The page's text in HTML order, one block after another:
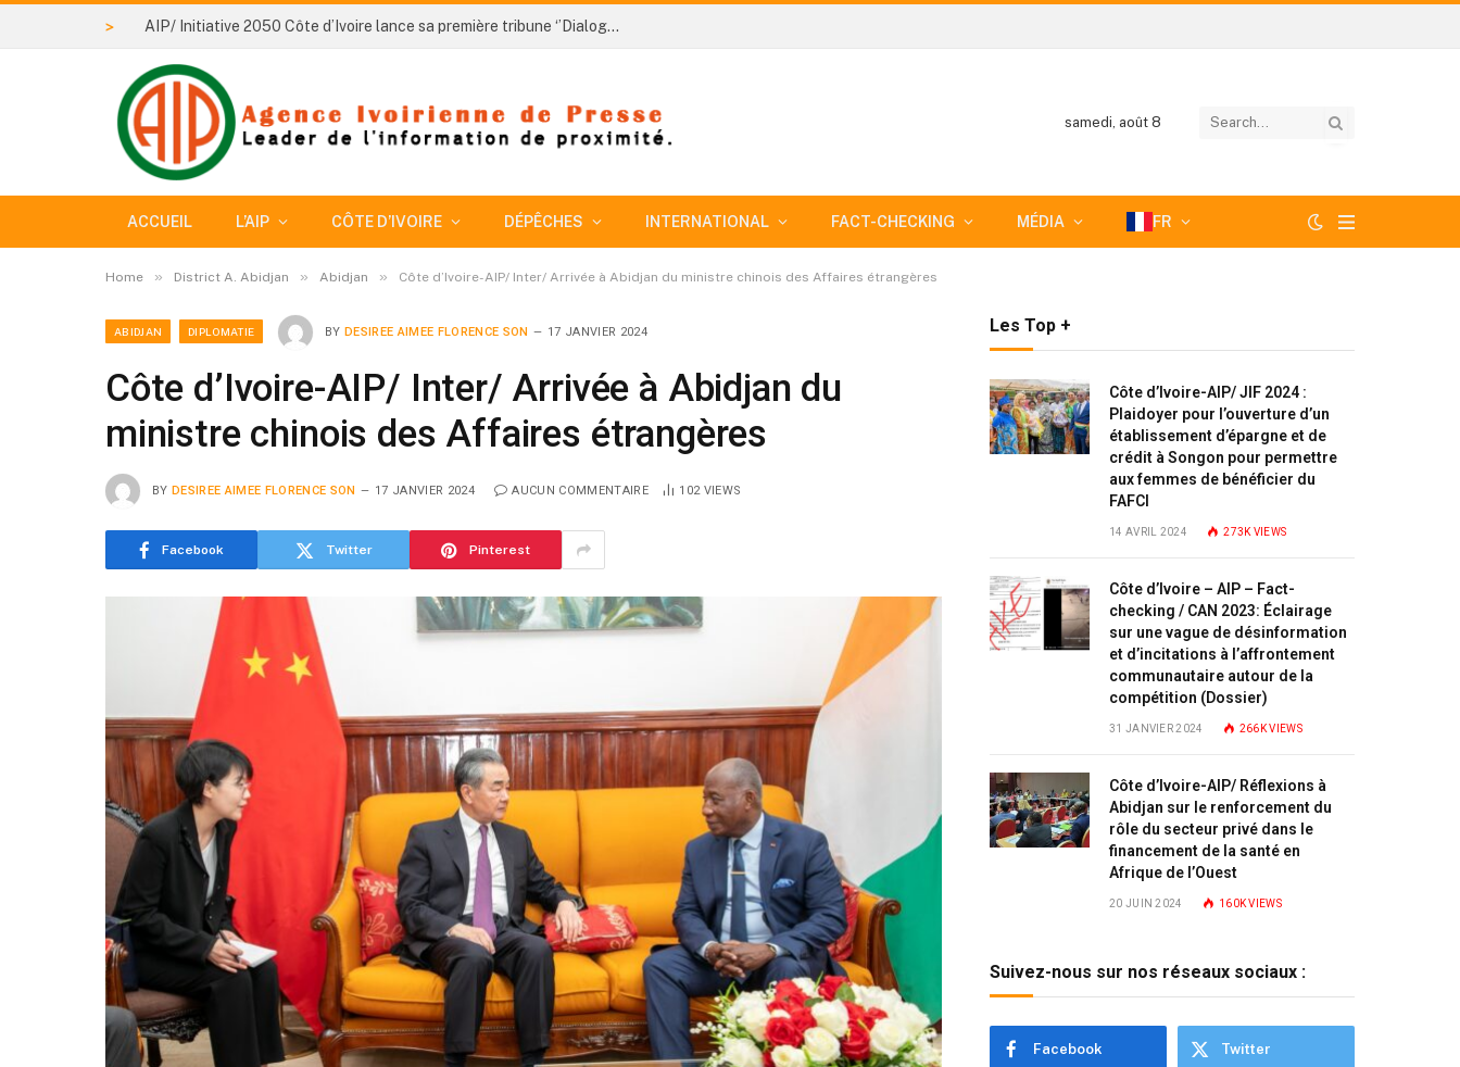
> AIP/ Initiative 2050 Côte d’Ivoire lance sa première tribune ‘’Dialogue des générations’’
samedi, août 8
ACCUEIL L’AIP CÔTE D’IVOIRE DÉPÊCHES INTERNATIONAL FACT-CHECKING MÉDIA FR
Home » District A. Abidjan » Abidjan » Côte d’Ivoire-AIP/ Inter/ Arrivée à Abidjan du ministre chinois des Affaires étrangères
ABIDJAN DIPLOMATIE BY DESIREE AIMEE FLORENCE SON 17 JANVIER 2024
Côte d’Ivoire-AIP/ Inter/ Arrivée à Abidjan du
ministre chinois des Affaires étrangères
BY DESIREE AIMEE FLORENCE SON 17 JANVIER 2024 AUCUN COMMENTAIRE 102 VIEWS
Facebook Twitter Pinterest
Les Top +
Côte d’Ivoire-AIP/ JIF 2024 :
Plaidoyer pour l’ouverture d’un
établissement d’épargne et de
crédit à Songon pour permettre
aux femmes de bénéficier du
FAFCI
14 AVRIL 2024 273K VIEWS
Côte d’Ivoire – AIP – Fact-
checking / CAN 2023: Éclairage
sur une vague de désinformation
et d’incitations à l’affrontement
communautaire autour de la
compétition (Dossier)
31 JANVIER 2024 266KVIEWS
Côte d’Ivoire-AIP/ Réflexions à
Abidjan sur le renforcement du
rôle du secteur privé dans le
financement de la santé en
Afrique de l’Ouest
20 JUIN 2024 160KVIEWS
Suivez-nous sur nos réseaux sociaux :
Facebook Twitter